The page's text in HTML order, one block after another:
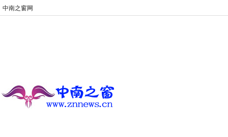
中南之窗网